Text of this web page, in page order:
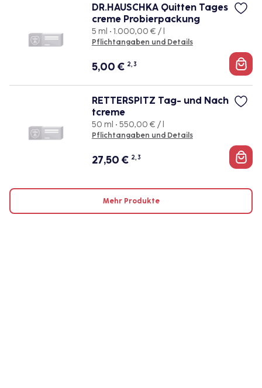
DR.HAUSCHKA Quitten Tages
creme Probierpackung
5 ml • 1.000,00 € / l
Pflichtangaben und Details
5,00 € 2, 3
RETTERSPITZ Tag- und Nach
tcreme
50 ml • 550,00 € / l
Pflichtangaben und Details
27,50 € 2, 3
Mehr Produkte